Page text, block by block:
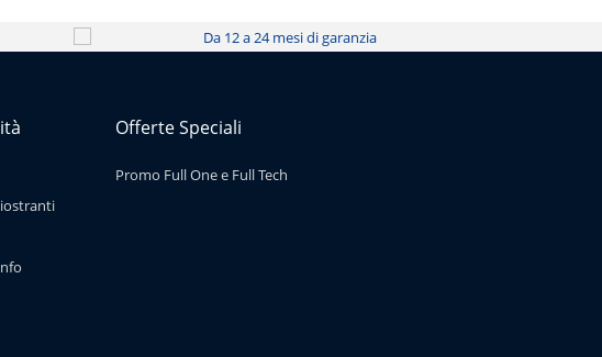
Offerte Speciali
Promo Full One e Full Tech